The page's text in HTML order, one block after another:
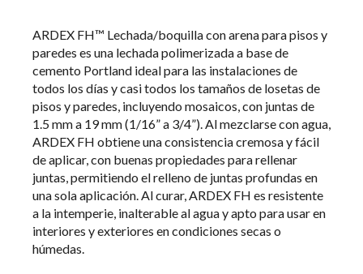
ARDEX FH™ Lechada/boquilla con arena para pisos y
paredes es una lechada polimerizada a base de
cemento Portland ideal para las instalaciones de
todos los días y casi todos los tamaños de losetas de
pisos y paredes, incluyendo mosaicos, con juntas de
1.5 mm a 19 mm (1/16” a 3/4”). Al mezclarse con agua,
ARDEX FH obtiene una consistencia cremosa y fácil
de aplicar, con buenas propiedades para rellenar
juntas, permitiendo el relleno de juntas profundas en
una sola aplicación. Al curar, ARDEX FH es resistente
a la intemperie, inalterable al agua y apto para usar en
interiores y exteriores en condiciones secas o
húmedas.